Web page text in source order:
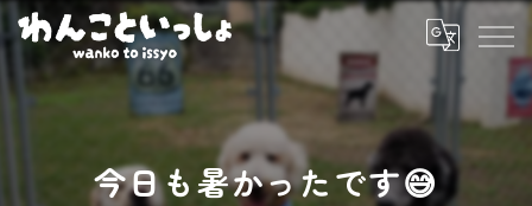
今日も暑かったです😅